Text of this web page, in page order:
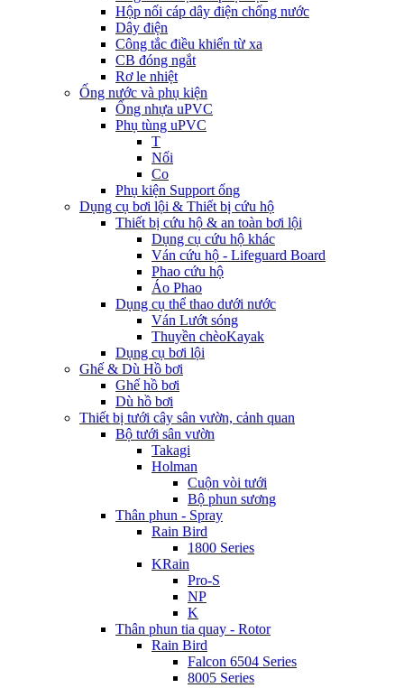
Hộp nối cáp dây điện chống nước
Dây điện
Công tắc điều khiển từ xa
CB đóng ngắt
Rơ le nhiệt
Ống nước và phụ kiện
Ống nhựa uPVC
Phụ tùng uPVC
T
Nối
Co
Phụ kiện Support ống
Dụng cụ bơi lội & Thiết bị cứu hộ
Thiết bị cứu hộ & an toàn bơi lội
Dụng cụ cứu hộ khác
Ván cứu hộ - Lifeguard Board
Phao cứu hộ
Áo Phao
Dụng cụ thể thao dưới nước
Ván Lướt sóng
Thuyền chèoKayak
Dụng cụ bơi lội
Ghế & Dù Hồ bơi
Ghế hồ bơi
Dù hồ bơi
Thiết bị tưới cây sân vườn, cảnh quan
Bộ tưới sân vườn
Takagi
Holman
Cuộn vòi tưới
Bộ phun sương
Thân phun - Spray
Rain Bird
1800 Series
KRain
Pro-S
NP
K
Thân phun tia quay - Rotor
Rain Bird
Falcon 6504 Series
8005 Series